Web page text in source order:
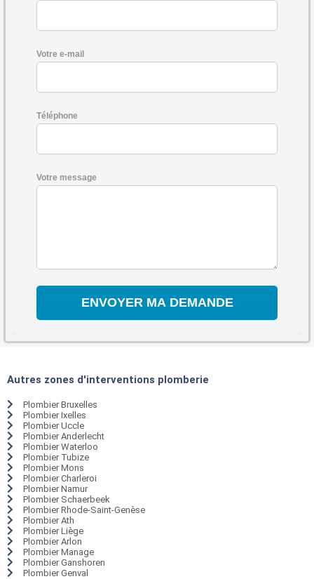
Votre e-mail
Téléphone
Votre message
Autres zones d'interventions plomberie
Plombier Bruxelles
Plombier Ixelles
Plombier Uccle
Plombier Anderlecht
Plombier Waterloo
Plombier Tubize
Plombier Mons
Plombier Charleroi
Plombier Namur
Plombier Schaerbeek
Plombier Rhode-Saint-Genèse
Plombier Ath
Plombier Liège
Plombier Arlon
Plombier Manage
Plombier Ganshoren
Plombier Genval